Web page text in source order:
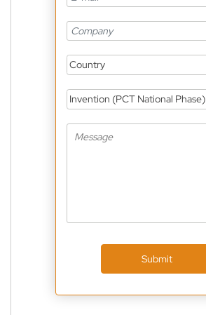
Country
Invention (PCT National Phase)
Submit